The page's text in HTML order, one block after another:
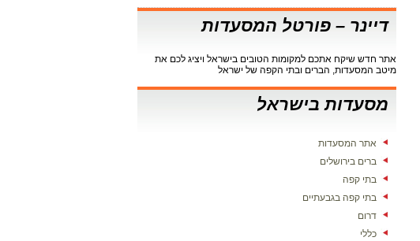
דיינר – פורטל המסעדות
אתר חדש שיקח אתכם למקומות הטובים בישראל ויציג לכם את
מיטב המסעדות, הברים ובתי הקפה של ישראל
מסעדות בישראל
אתר המסעדות
ברים בירושלים
בתי קפה
בתי קפה בגבעתיים
דרום
כללי